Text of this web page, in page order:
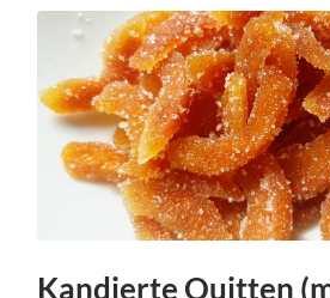
Kandierte Quitten